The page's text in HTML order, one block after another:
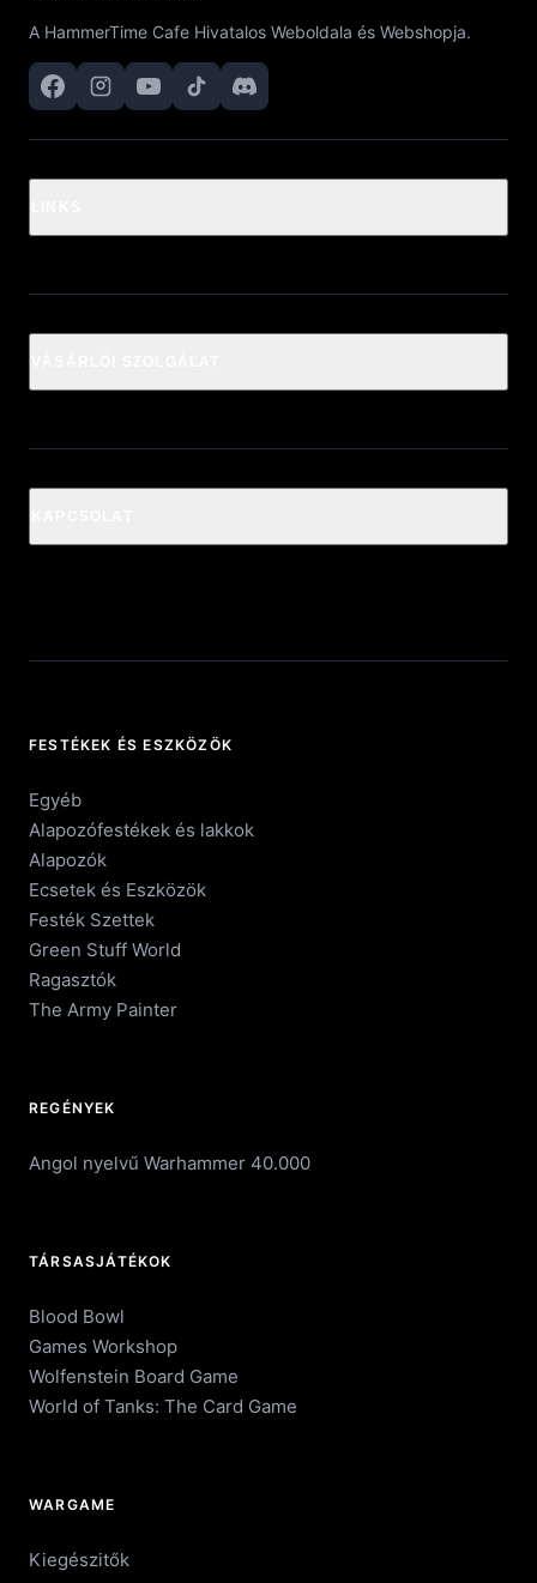
A HammerTime Cafe Hivatalos Weboldala és Webshopja.
FESTÉKEK ÉS ESZKÖZÖK
Egyéb
Alapozófestékek és lakkok
Alapozók
Ecsetek és Eszközök
Festék Szettek
Green Stuff World
Ragasztók
The Army Painter
REGÉNYEK
Angol nyelvű Warhammer 40.000
TÁRSASJÁTÉKOK
Blood Bowl
Games Workshop
Wolfenstein Board Game
World of Tanks: The Card Game
WARGAME
Kiegészitők